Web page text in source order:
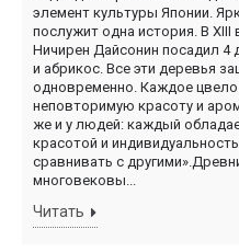
элемент культуры Японии.
послужит одна история. В XIII
Ничирен Дайсонин посадил 4
и абрикос. Все эти деревья
одновременно. Каждое
неповторимую красоту и
же и у людей: каждый
красотой и
сравнивать с
многовековы...
Читать